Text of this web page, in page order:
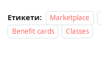
Етикети: Marketplace
Benefit cards
Classes